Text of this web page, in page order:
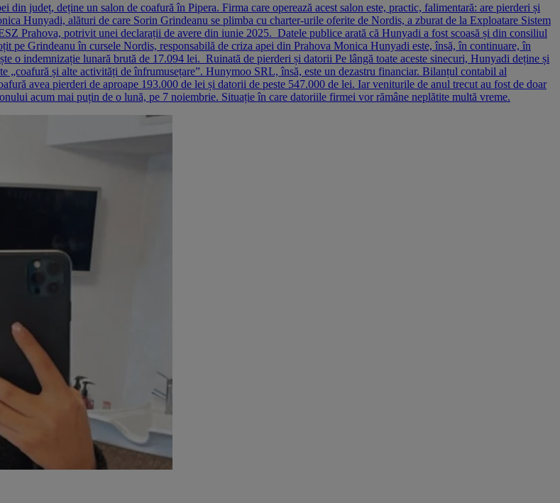
județ, deține un salon de coafură în Pipera. Firma care operează acest salon este, practic, falimentară: are pierderi și
Hunyadi, alături de care Sorin Grindeanu se plimba cu charter-urile oferite de Nordis, a zburat de la Exploatare Sistem
Prahova, potrivit unei declarații de avere din iunie 2025. Datele publice arată că Hunyadi a fost scoasă și din consiliul
pe Grindeanu în cursele Nordis, responsabilă de criza apei din Prahova Monica Hunyadi este, însă, în continuare, în
indemnizație lunară brută de 17.094 lei. Ruinată de pierderi și datorii Pe lângă toate aceste sinecuri, Hunyadi deține și
și alte activități de înfrumusețare”. Hunymoo SRL, însă, este un dezastru financiar. Bilanțul contabil al
avea pierderi de aproape 193.000 de lei și datorii de peste 547.000 de lei. Iar veniturile de anul trecut au fost de doar
acum mai puțin de o lună, pe 7 noiembrie. Situație în care datoriile firmei vor rămâne neplătite multă vreme.